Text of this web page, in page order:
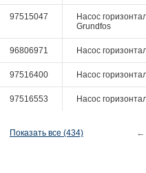
97515047
Насос
Grundfos
96806971 Насос
97516400 Насос
97516553 Насос
Показать все (434) ←